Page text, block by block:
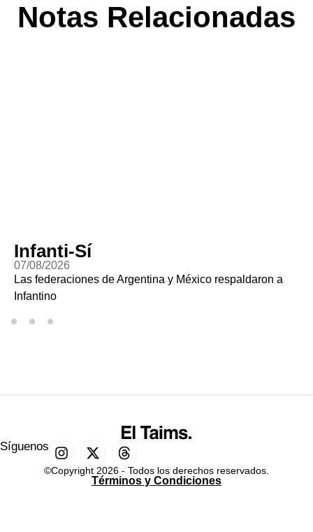
Notas Relacionadas
Infanti-Sí
07/08/2026
Las federaciones de Argentina y México respaldaron a
Infantino
Síguenos
©Copyright 2026 - Todos los derechos reservados.
Términos y Condiciones